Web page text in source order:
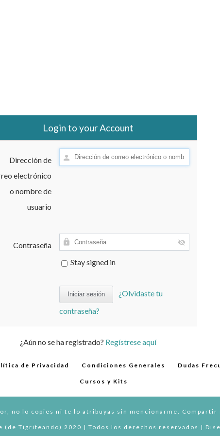
Login to your Account
Dirección de
electrónico
o nombre de
usuario
Contraseña
Stay signed in
¿Olvidaste tu
contraseña?
¿Aún no se ha registrado? Regístrese aquí
de Privacidad Condiciones Generales Dudas
Cursos y Kits
no lo copies ni te lo atribuyas sin mencionarme. Compartir
(de Tigriteando) 2020 | Todos los derechos reservados |